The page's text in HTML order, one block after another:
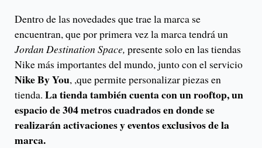
Dentro de las novedades que trae la marca se
encuentran, que por primera vez la marca tendrá un
Jordan Destination Space, presente solo en las tiendas
Nike más importantes del mundo, junto con el servicio
Nike By You, ,que permite personalizar piezas en
tienda. La tienda también cuenta con un rooftop, un
espacio de 304 metros cuadrados en donde se
realizarán activaciones y eventos exclusivos de la
marca.